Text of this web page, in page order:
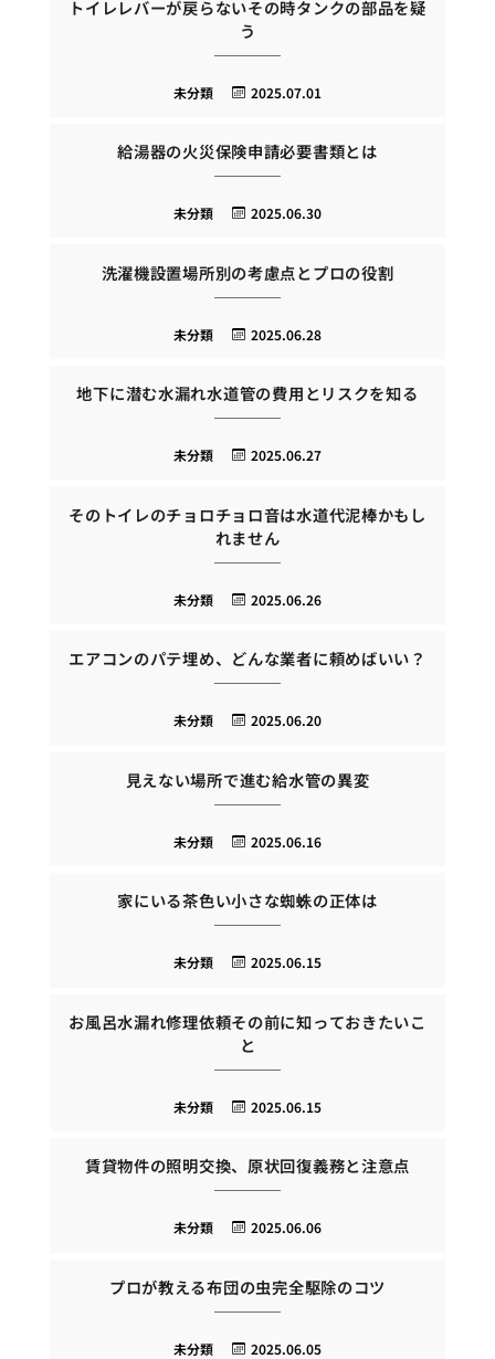
トイレレバーが戻らないその時タンクの部品を疑
う
2025.07.01
未分類
給湯器の火災保険申請必要書類とは
2025.06.30
未分類
洗濯機設置場所別の考慮点とプロの役割
2025.06.28
未分類
地下に潜む水漏れ水道管の費用とリスクを知る
2025.06.27
未分類
そのトイレのチョロチョロ音は水道代泥棒かもし
れません
2025.06.26
未分類
エアコンのパテ埋め、どんな業者に頼めばいい？
2025.06.20
未分類
見えない場所で進む給水管の異変
2025.06.16
未分類
家にいる茶色い小さな蜘蛛の正体は
2025.06.15
未分類
お風呂水漏れ修理依頼その前に知っておきたいこ
と
2025.06.15
未分類
賃貸物件の照明交換、原状回復義務と注意点
2025.06.06
未分類
プロが教える布団の虫完全駆除のコツ
2025.06.05
未分類